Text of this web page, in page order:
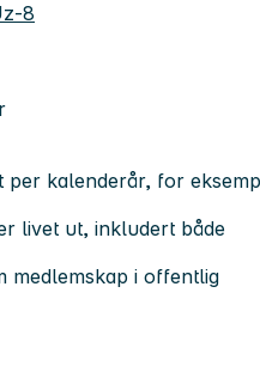
8
kalenderår, for
livet ut, inkludert både
medlemskap i offentlig